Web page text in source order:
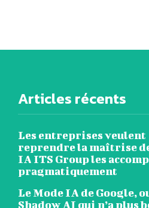
Articles récents
Les entreprises veulent
reprendre la maîtrise
IA ITS Group les
pragmatiquement
Le Mode IA de Google,
Shadow AI qui n’a plus